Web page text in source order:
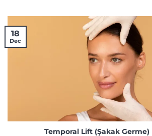
Temporal Lift (Şakak Germe)
18
Dec